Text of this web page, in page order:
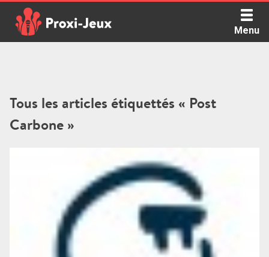
content
Menu
Tous les articles étiquettés « Post
Carbone »